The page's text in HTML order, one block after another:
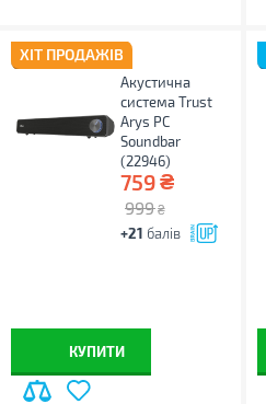
ХІТ ПРОДАЖІВ
Акустична
система Trust
Arys PC
Soundbar
(22946)
759₴
999 ₴
+21 балів
КУПИТИ